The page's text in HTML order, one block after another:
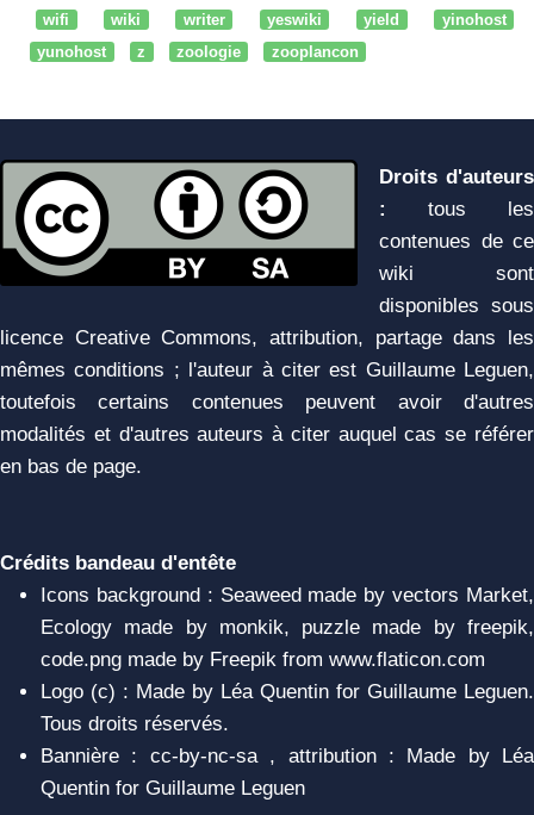
wifi
wiki writer yeswiki yield
yinohost
yunohost
z zoologie zooplancon
Droits d'auteurs
:
tous les
contenues de ce
wiki sont
disponibles sous
licence Creative Commons, attribution, partage dans les
mêmes conditions ; l'auteur à citer est Guillaume Leguen,
toutefois certains contenues peuvent avoir d'autres
modalités et d'autres auteurs à citer auquel cas se référer
en bas de page.
Crédits bandeau d'entête
Icons background : Seaweed made by vectors Market,
Ecology made by monkik, puzzle made by freepik,
code.png made by Freepik from www.flaticon.com
Logo (c) : Made by Léa Quentin for Guillaume Leguen.
Tous droits réservés.
Bannière : cc-by-nc-sa , attribution : Made by Léa
Quentin for Guillaume Leguen